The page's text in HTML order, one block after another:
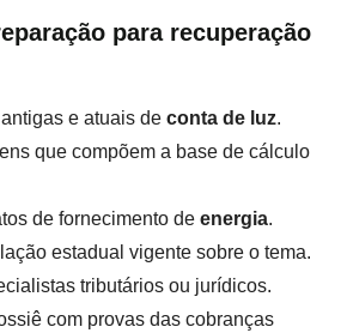
para recuperação
e atuais de conta de luz.
que compõem a base de cálculo
de fornecimento de energia.
estadual vigente sobre o tema.
tributários ou jurídicos.
com provas das cobranças